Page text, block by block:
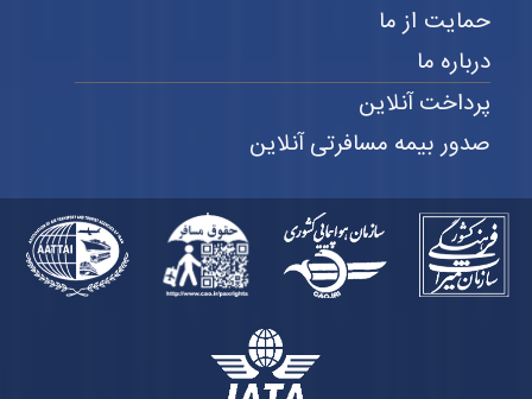
حمایت از ما
درباره ما
پرداخت آنلاین
صدور بیمه مسافرتی آنلاین